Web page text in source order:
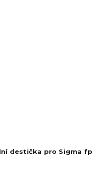
destička pro Sigma fp